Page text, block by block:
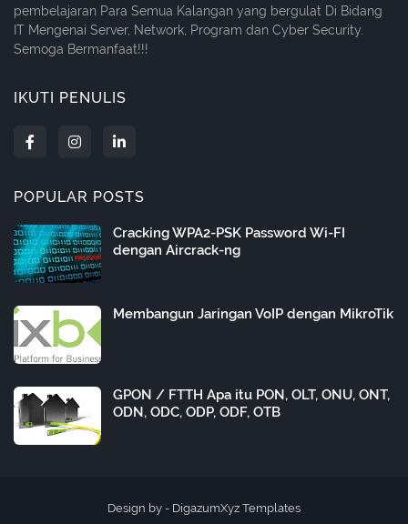
pembelajaran Para Semua Kalangan yang bergulat Di Bidang
IT Mengenai Server, Network, Program dan Cyber Security.
Semoga Bermanfaat!!!
IKUTI PENULIS
POPULAR POSTS
Cracking WPA2-PSK Password Wi-FI
dengan Aircrack-ng
Membangun Jaringan VoIP dengan MikroTik
GPON / FTTH Apa itu PON, OLT, ONU, ONT,
ODN, ODC, ODP, ODF, OTB
Design by - DigazumXyz Templates